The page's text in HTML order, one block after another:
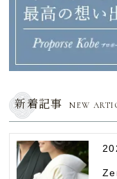
新着記事 NEW